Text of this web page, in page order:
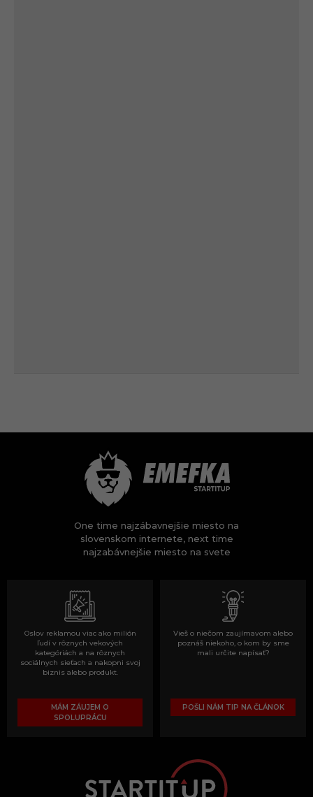
One time najzábavnejšie miesto na
slovenskom internete, next time
najzabávnejšie miesto na svete
Oslov reklamou viac ako milión
ľudí v rôznych vekových
kategóriách a na rôznych
sociálnych sieťach a nakopni svoj
biznis alebo produkt.
MÁM ZÁUJEM O
SPOLUPRÁCU
Vieš o niečom zaujímavom alebo
poznáš niekoho, o kom by sme
mali určite napísať?
POŠLI NÁM TIP NA ČLÁNOK